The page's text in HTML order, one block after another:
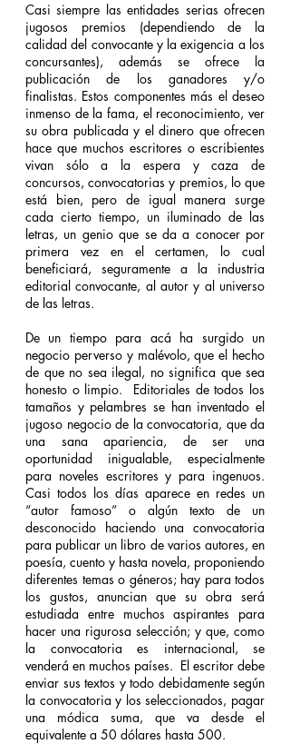
Casi siempre las entidades serias ofrecen
jugosos premios (dependiendo de la
calidad del convocante y la exigencia a los
concursantes), además se ofrece la
publicación de los ganadores y/o
finalistas. Estos componentes más el deseo
inmenso de la fama, el reconocimiento, ver
su obra publicada y el dinero que ofrecen
hace que muchos escritores o escribientes
vivan sólo a la espera y caza de
concursos, convocatorias y premios, lo que
está bien, pero de igual manera surge
cada cierto tiempo, un iluminado de las
letras, un genio que se da a conocer por
primera vez en el certamen, lo cual
beneficiará, seguramente a la industria
editorial convocante, al autor y al universo
de las letras.
De un tiempo para acá ha surgido un
negocio perverso y malévolo, que el hecho
de que no sea ilegal, no significa que sea
honesto o limpio.  Editoriales de todos los
tamaños y pelambres se han inventado el
jugoso negocio de la convocatoria, que da
una sana apariencia, de ser una
oportunidad inigualable, especialmente
para noveles escritores y para ingenuos.
Casi todos los días aparece en redes un
“autor famoso” o algún texto de un
desconocido haciendo una convocatoria
para publicar un libro de varios autores, en
poesía, cuento y hasta novela, proponiendo
diferentes temas o géneros; hay para todos
los gustos, anuncian que su obra será
estudiada entre muchos aspirantes para
hacer una rigurosa selección; y que, como
la convocatoria es internacional, se
venderá en muchos países.  El escritor debe
enviar sus textos y todo debidamente según
la convocatoria y los seleccionados, pagar
una módica suma, que va desde el
equivalente a 50 dólares hasta 500.